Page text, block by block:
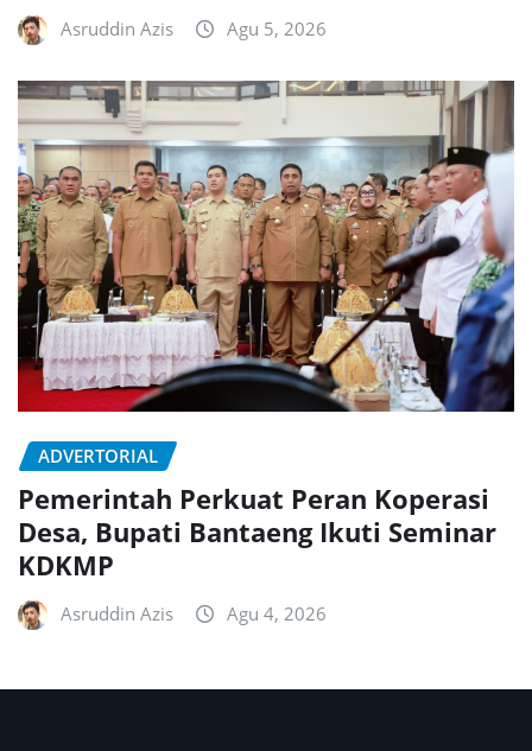
Asruddin Azis Agu 5, 2026
ADVERTORIAL
Pemerintah Perkuat Peran Koperasi
Desa, Bupati Bantaeng Ikuti Seminar
KDKMP
Asruddin Azis Agu 4, 2026